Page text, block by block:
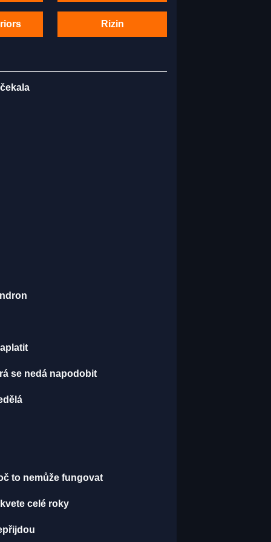
Rizin
se nedá napodobit
to nemůže fungovat
celé roky